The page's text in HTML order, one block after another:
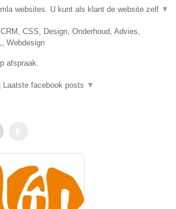
websites. U kunt als klant de website zelf ▼
CSS, Design, Onderhoud, Advies,
Webdesign
afspraak.
| Laatste facebook posts ▼